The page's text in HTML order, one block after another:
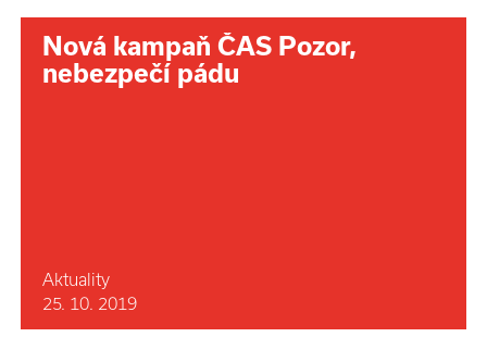
Nová kampaň ČAS Pozor,
nebezpečí pádu
Aktuality
25. 10. 2019